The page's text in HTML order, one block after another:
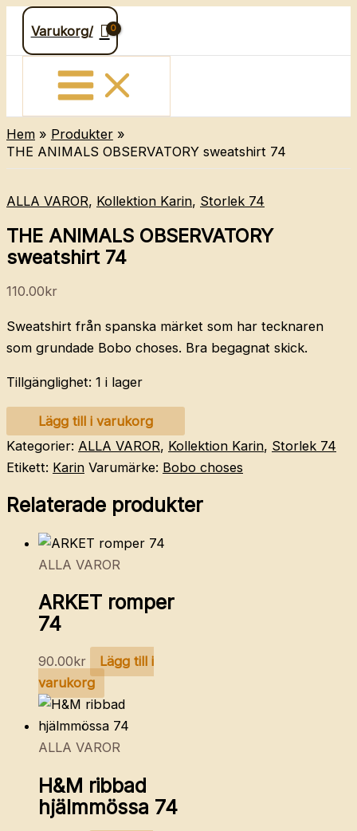
Hoppa
innehåll
Varukorg/
Hem
Produkter
THE ANIMALS OBSERVATORY sweatshirt 74
ALLA VAROR, Kollektion Karin, Storlek 74
THE ANIMALS OBSERVATORY
sweatshirt 74
110.00kr
Sweatshirt från spanska märket som har tecknaren
som grundade Bobo choses. Bra begagnat skick.
Tillgänglighet: 1 i lager
ANIMALS
OBSERVATORY
74
Lägg till i varukorg
Kategorier: ALLA VAROR, Kollektion Karin, Storlek 74
Etikett: Karin Varumärke: Bobo choses
Relaterade produkter
ALLA VAROR
ARKET romper
74
90.00kr
Lägg till i
varukorg
ALLA VAROR
H&M ribbad
hjälmmössa 74